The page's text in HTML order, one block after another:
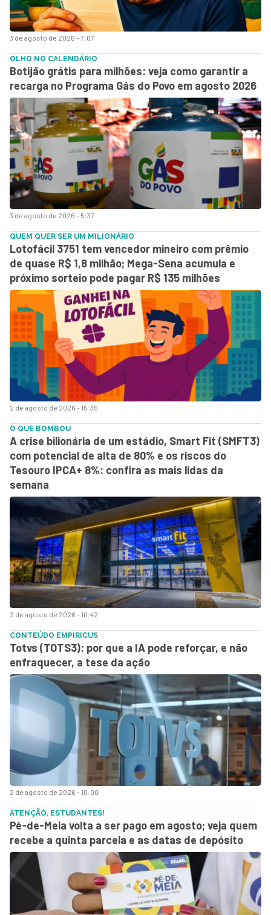
3 de agosto de 2026 - 7:07
3 de agosto de 2026 - 5:37
OLHO NO CALENDÁRIO
Botijão grátis para milhões: veja como garantir a
recarga no Programa Gás do Povo em agosto 2026
2 de agosto de 2026 - 15:35
QUEM QUER SER UM MILIONÁRIO
Lotofácil 3751 tem vencedor mineiro com prêmio
de quase R$ 1,8 milhão; Mega-Sena acumula e
próximo sorteio pode pagar R$ 135 milhões
2 de agosto de 2026 - 10:42
O QUE BOMBOU
A crise bilionária de um estádio, Smart Fit (SMFT3)
com potencial de alta de 80% e os riscos do
Tesouro IPCA+ 8%: confira as mais lidas da
semana
2 de agosto de 2026 - 10:00
CONTEÚDO EMPIRICUS
Totvs (TOTS3): por que a IA pode reforçar, e não
enfraquecer, a tese da ação
ATENÇÃO, ESTUDANTES!
Pé-de-Meia volta a ser pago em agosto; veja quem
recebe a quinta parcela e as datas de depósito